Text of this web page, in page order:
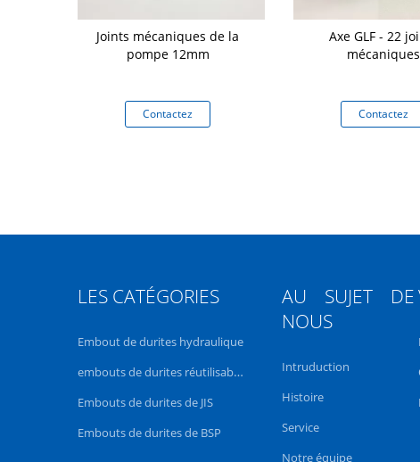
Joints mécaniques de la
pompe 12mm
Contactez
Axe GLF - 22
mécaniques
Contactez
LES CATÉGORIES
Embout de durites hydraulique
embouts de durites réutilisables
Embouts de durites de JIS
Embouts de durites de BSP
AU SUJET DE
NOUS
Intruduction
Histoire
Service
Notre équipe